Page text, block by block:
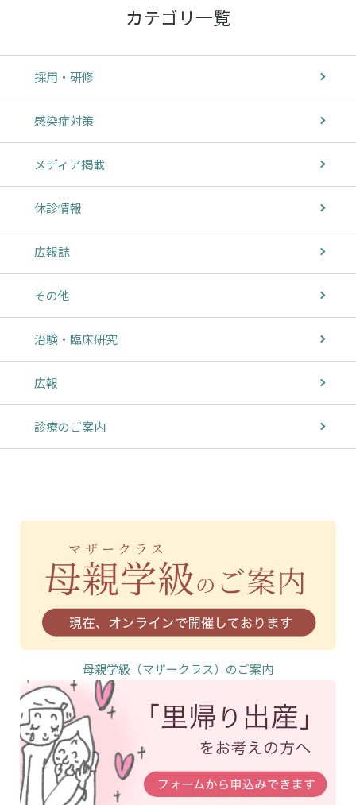
カテゴリ一覧
採用・研修
感染症対策
メディア掲載
休診情報
広報誌
その他
治験・臨床研究
広報
診療のご案内
母親学級（マザークラス）のご案内